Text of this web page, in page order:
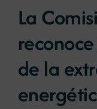
La
de la